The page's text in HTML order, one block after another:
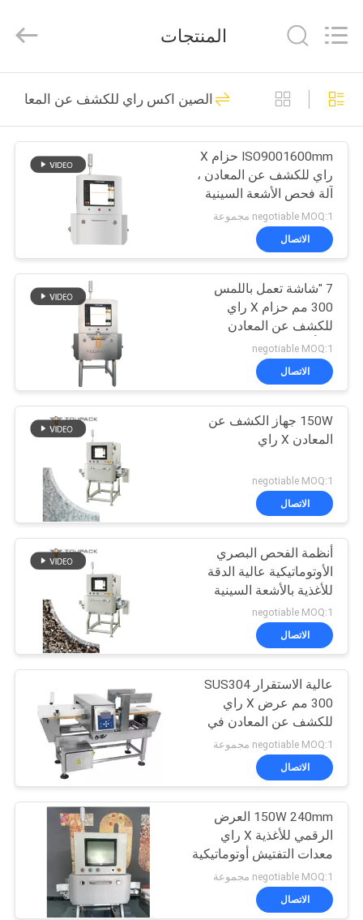
بيت
المنتجات
معلومات
جولة
المصنع
ضبط
الجودة
أخبار
حالات
اطلب
اقتباس
خريطة
الموقع
سياسة
الخصوصية
EQUIPMENT
Rights
ميزان متعدد الرؤوس
26
آلة تعبئة الوزن متعددة
الرؤوس
212
آلة التعبئة الخطية
وازن
34
آلة تغليف المواد
الغذائية الخفيفة
97
ماكينة تعبئة متعددة
الممرات
22
المنتجات
الصين اكس راي للكشف عن المعادن
ISO9001600mm حزام X
راي للكشف عن المعادن ،
آلة فحص الأشعة السينية
negotiable MOQ:1 مجموعة
الاتصال
7 "شاشة تعمل باللمس
300 مم حزام X راي
للكشف عن المعادن
للمأكولات البحرية
negotiable MOQ:1
الاتصال
150W جهاز الكشف عن
المعادن X راي
negotiable MOQ:1
الاتصال
أنظمة الفحص البصري
الأوتوماتيكية عالية الدقة
للأغذية بالأشعة السينية
للوجبات الخفيفة الحلويات
negotiable MOQ:1
الاتصال
عالية الاستقرار SUS304
300 مم عرض X راي
للكشف عن المعادن في
صناعة الأغذية
negotiable MOQ:1 مجموعة
الاتصال
150W 240mm العرض
الرقمي للأغذية X راي
معدات التفتيش أوتوماتيكية
بالكامل
negotiable MOQ:1 مجموعة
الاتصال